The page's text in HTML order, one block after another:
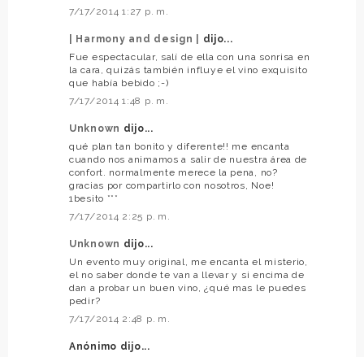
7/17/2014 1:27 p. m.
| Harmony and design |
dijo...
Fue espectacular, salí de ella con una sonrisa en
la cara, quizás también influye el vino exquisito
que había bebido ;-)
7/17/2014 1:48 p. m.
Unknown dijo...
qué plan tan bonito y diferente!! me encanta
cuando nos animamos a salir de nuestra área de
confort. normalmente merece la pena, no?
gracias por compartirlo con nosotros, Noe!
1besito ***
7/17/2014 2:25 p. m.
Unknown dijo...
Un evento muy original, me encanta el misterio,
el no saber donde te van a llevar y si encima de
dan a probar un buen vino, ¿qué mas le puedes
pedir?
7/17/2014 2:48 p. m.
Anónimo dijo...